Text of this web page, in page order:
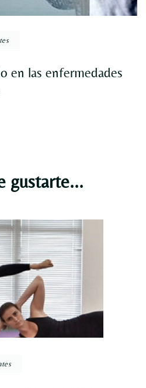
en las enfermedades
gustarte...